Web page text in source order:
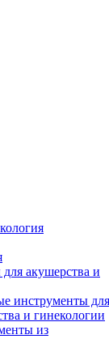
акушерства и
инструменты для
и гинекологии
из